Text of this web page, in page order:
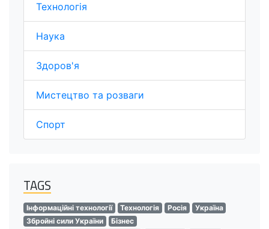
Технологія
Наука
Здоров'я
Мистецтво та розваги
Спорт
TAGS
Інформаційні технології Технологія Росія
Україна
Збройні сили України
Бізнес